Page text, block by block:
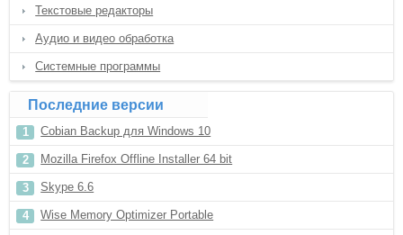
Текстовые редакторы
Аудио и видео обработка
Системные программы
Последние версии
Cobian Backup для Windows 10
Mozilla Firefox Offline Installer 64 bit
Skype 6.6
Wise Memory Optimizer Portable